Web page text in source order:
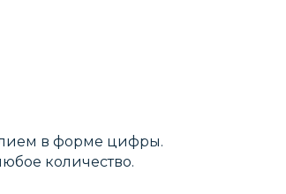
в форме цифры.
количество.